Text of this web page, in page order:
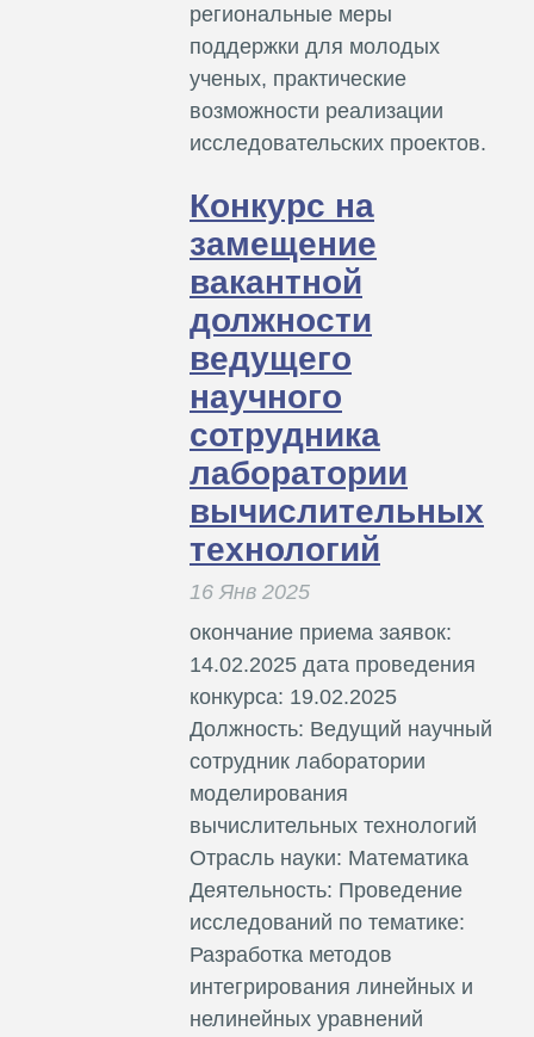
региональные меры
поддержки для молодых
ученых, практические
возможности реализации
исследовательских проектов.
Конкурс на
замещение
вакантной
должности
ведущего
научного
сотрудника
лаборатории
вычислительных
технологий
16 Янв 2025
окончание приема заявок:
14.02.2025 дата проведения
конкурса: 19.02.2025
Должность: Ведущий научный
сотрудник лаборатории
моделирования
вычислительных технологий
Отрасль науки: Математика
Деятельность: Проведение
исследований по тематике:
Разработка методов
интегрирования линейных и
нелинейных уравнений